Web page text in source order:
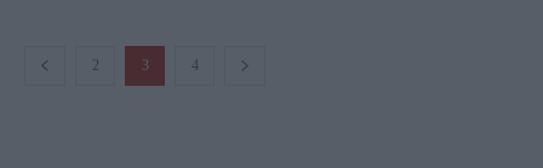
2 3 4